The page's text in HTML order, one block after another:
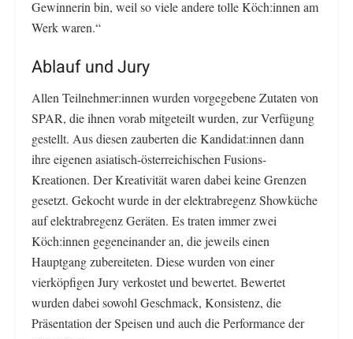
Gewinnerin bin, weil so viele andere tolle Köch:innen am
Werk waren.“
Ablauf und Jury
Allen Teilnehmer:innen wurden vorgegebene Zutaten von
SPAR, die ihnen vorab mitgeteilt wurden, zur Verfügung
gestellt. Aus diesen zauberten die Kandidat:innen dann
ihre eigenen asiatisch-österreichischen Fusions-
Kreationen. Der Kreativität waren dabei keine Grenzen
gesetzt. Gekocht wurde in der elektrabregenz Showküche
auf elektrabregenz Geräten. Es traten immer zwei
Köch:innen gegeneinander an, die jeweils einen
Hauptgang zubereiteten. Diese wurden von einer
vierköpfigen Jury verkostet und bewertet. Bewertet
wurden dabei sowohl Geschmack, Konsistenz, die
Präsentation der Speisen und auch die Performance der